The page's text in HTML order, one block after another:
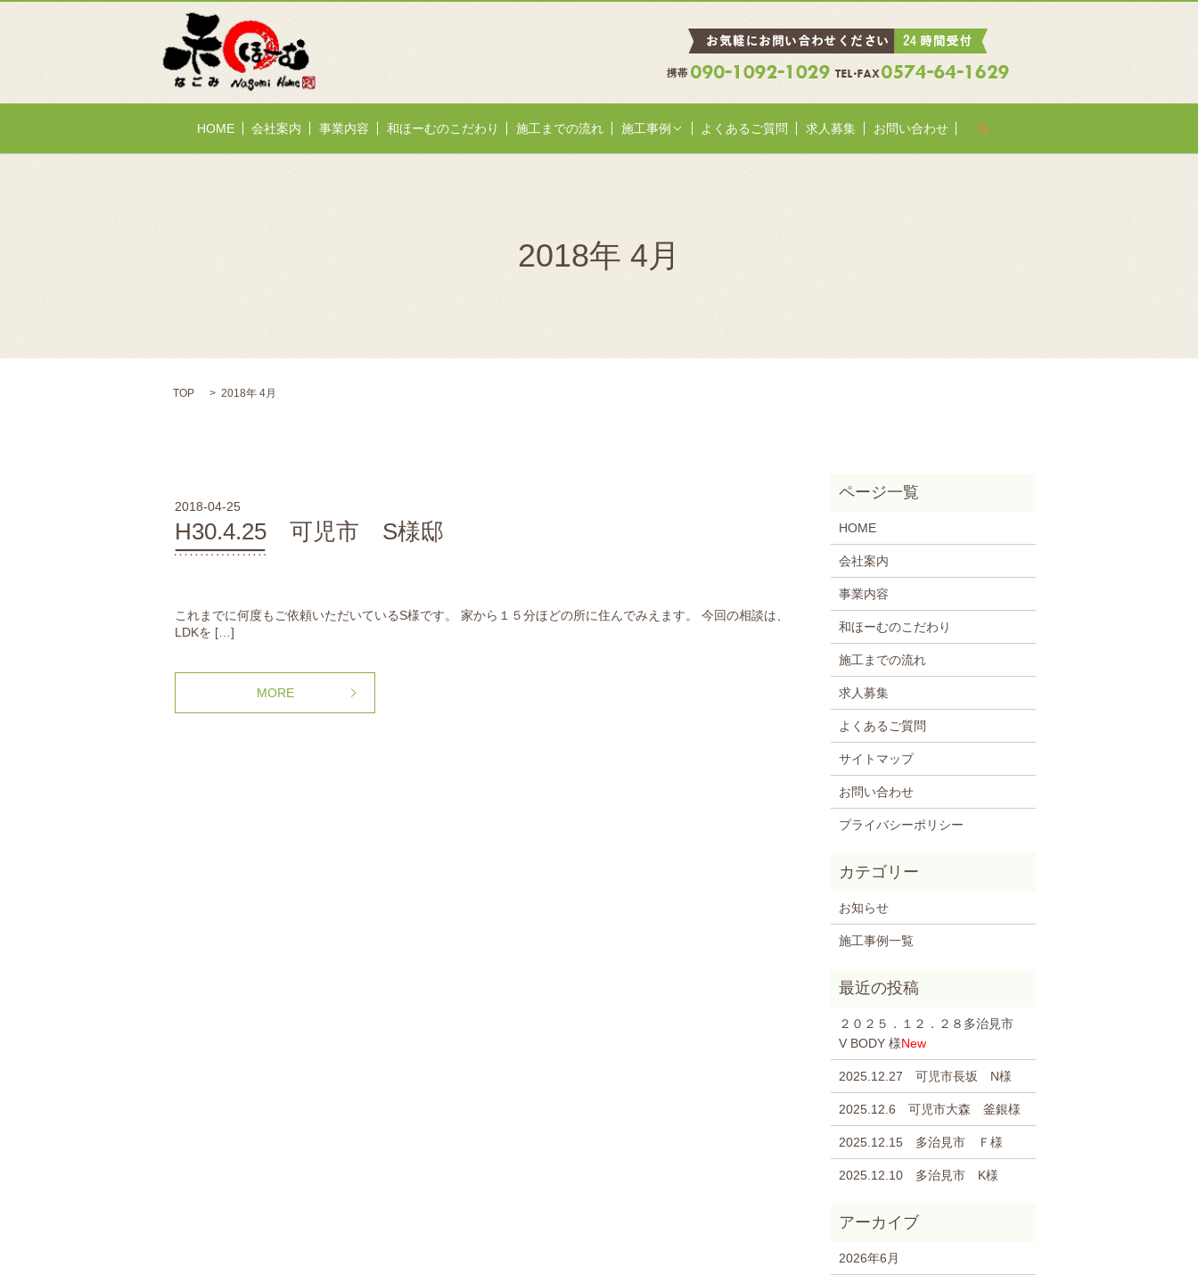
HOME 会社案内 事業内容 和ほーむのこだわり 施工までの流れ 施工事例 よくあるご質問 求人募集 お問い合わせ
2018年 4月
TOP 2018年 4月
2018-04-25
H30.4.25 可児市 S様邸
これまでに何度もご依頼いただいているS様です。 家から１５分ほどの所に住んでみえます。 今回の相談は、
LDKを […]
MORE
HOME
会社案内
事業内容
和ほーむのこだわり
施工までの流れ
求人募集
よくあるご質問
サイトマップ
お問い合わせ
プライバシーポリシー
お知らせ
施工事例一覧
２０２５．１２．２８多治見市
V BODY 様New
2025.12.27 可児市長坂 N様
2025.12.6 可児市大森 釜銀様
2025.12.15 多治見市 Ｆ様
2025.12.10 多治見市 K様
2026年6月